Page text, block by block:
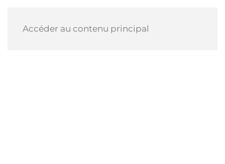
Accéder au contenu principal